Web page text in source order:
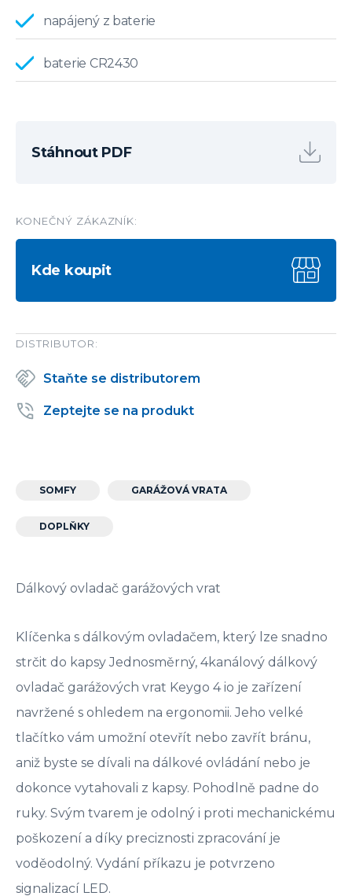
napájený z baterie
baterie CR2430
Stáhnout PDF
KONEČNÝ ZÁKAZNÍK:
Kde koupit
DISTRIBUTOR:
Staňte se distributorem
Zeptejte se na produkt
SOMFY GARÁŽOVÁ VRATA
DOPLŇKY
Dálkový ovladač garážových vrat
Klíčenka s dálkovým ovladačem, který lze snadno
strčit do kapsy Jednosměrný, 4kanálový dálkový
ovladač garážových vrat Keygo 4 io je zařízení
navržené s ohledem na ergonomii. Jeho velké
tlačítko vám umožní otevřít nebo zavřít bránu,
aniž byste se dívali na dálkové ovládání nebo je
dokonce vytahovali z kapsy. Pohodlně padne do
ruky. Svým tvarem je odolný i proti mechanickému
poškození a díky preciznosti zpracování je
voděodolný. Vydání příkazu je potvrzeno
signalizací LED.